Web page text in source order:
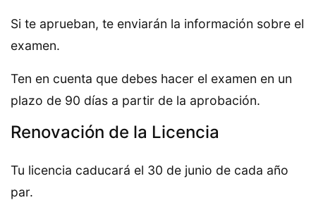
Si te aprueban, te enviarán la información sobre el
examen.
Ten en cuenta que debes hacer el examen en un
plazo de 90 días a partir de la aprobación.
Renovación de la Licencia
Tu licencia caducará el 30 de junio de cada año
par.